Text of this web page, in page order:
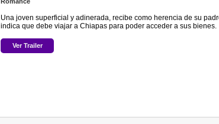
Una joven superficial y adinerada, recibe como herencia de su
indica que debe viajar a Chiapas para poder acceder a sus bienes.
Ver Trailer